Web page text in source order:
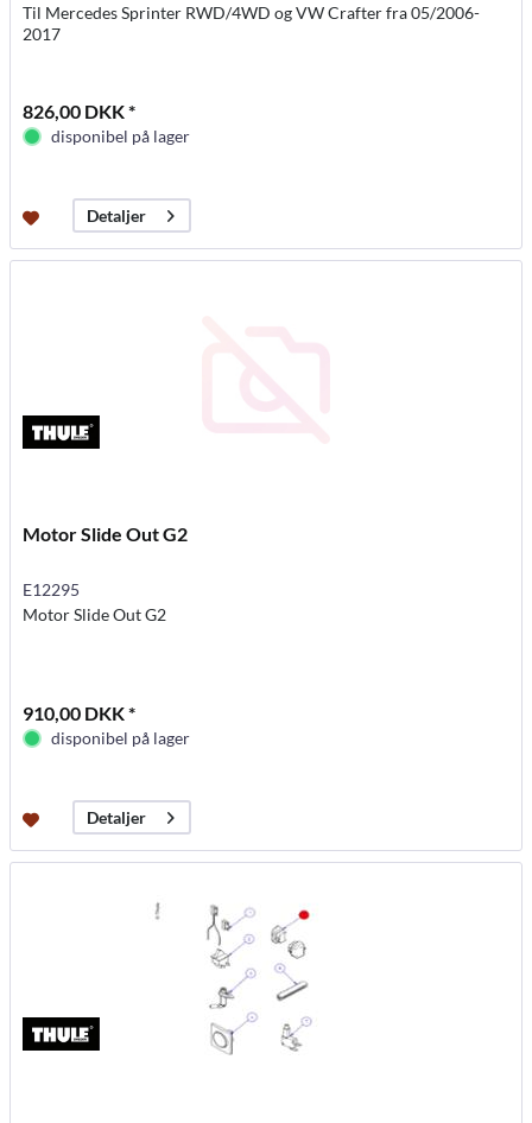
Til Mercedes Sprinter RWD/4WD og VW Crafter fra 05/2006-
2017
826,00 DKK *
disponibel på lager
Detaljer
Motor Slide Out G2
E12295
Motor Slide Out G2
910,00 DKK *
disponibel på lager
Detaljer